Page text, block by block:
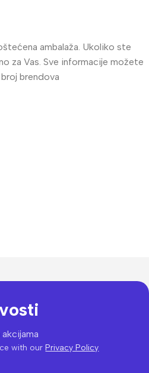
ambalaža. Ukoliko ste
za Vas. Sve informacije možete
brendova
with ourPrivacy Policy